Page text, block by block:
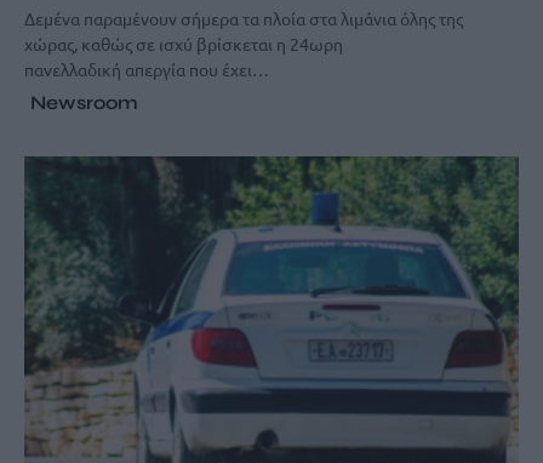
Δεμένα παραμένουν σήμερα τα πλοία στα λιμάνια όλης της
χώρας, καθώς σε ισχύ βρίσκεται η 24ωρη
πανελλαδική απεργία που έχει…
Newsroom